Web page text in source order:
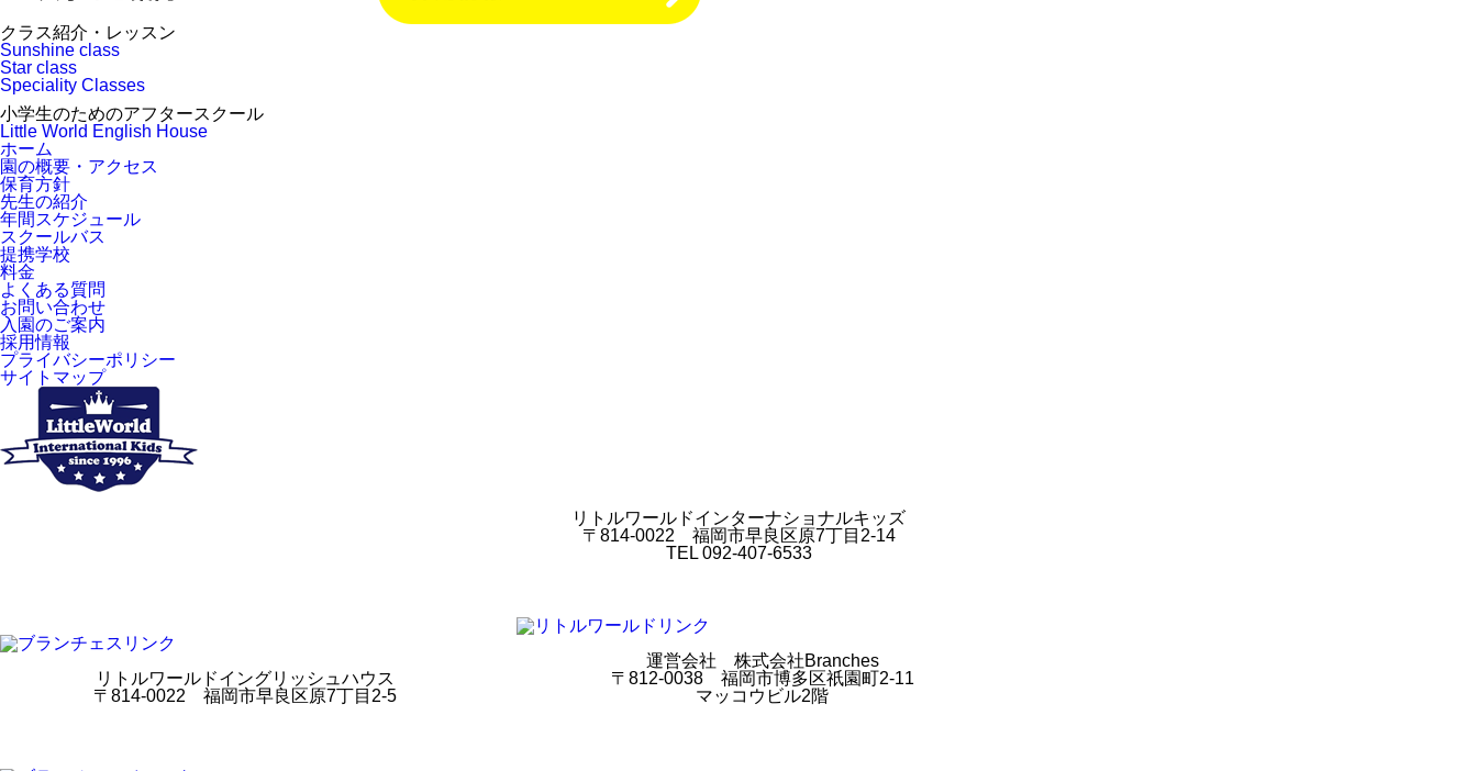
クラス紹介・レッスン
Sunshine class
Star class
Speciality Classes
小学生のためのアフタースクール
Little World English House
ホーム
園の概要・アクセス
保育方針
先生の紹介
年間スケジュール
スクールバス
提携学校
料金
よくある質問
お問い合わせ
入園のご案内
採用情報
プライバシーポリシー
サイトマップ
リトルワールドインターナショナルキッズ
〒814-0022 福岡市早良区原7丁目2-14
TEL 092-407-6533
リトルワールドイングリッシュハウス
〒814-0022 福岡市早良区原7丁目2-5
運営会社 株式会社Branches
〒812-0038 福岡市博多区祇園町2-11
マッコウビル2階